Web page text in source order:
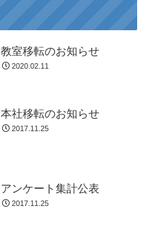
教室移転のお知らせ
2020.02.11
本社移転のお知らせ
2017.11.25
アンケート集計公表
2017.11.25